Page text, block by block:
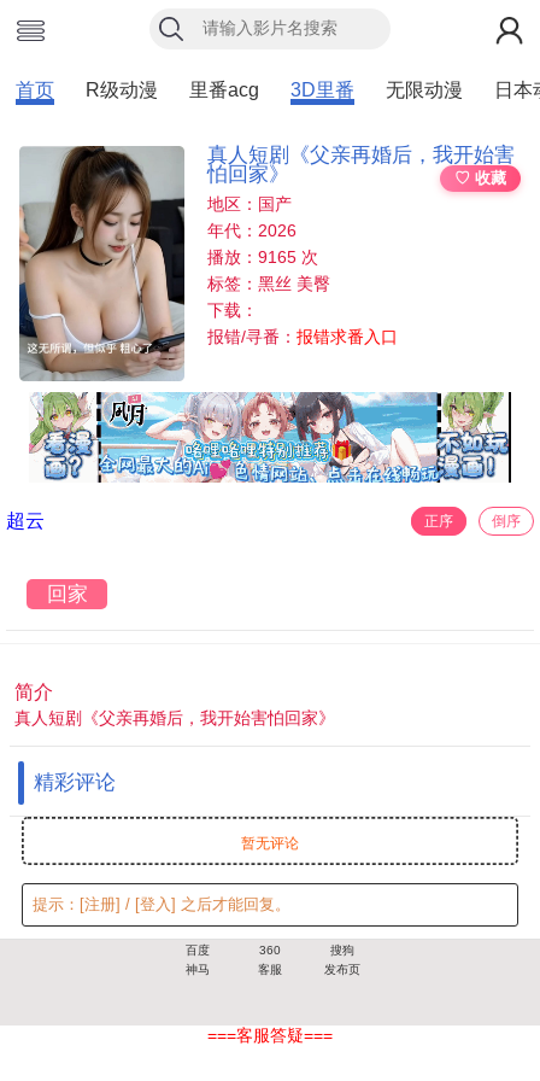
首页 R级动漫 里番acg 3D里番 无限动漫 日本
真人短剧《父亲再婚后，我开始害
怕回家》
♡ 收藏
地区：国产
年代：2026
播放：9165 次
标签：黑丝 美臀
下载：
报错/寻番：报错求番入口
超云 正序 倒序
回家
简介
真人短剧《父亲再婚后，我开始害怕回家》
精彩评论
暂无评论
提示： [注册] / [登入] 之后才能回复。
百度 360
搜狗
神马
客服 发布页
===客服答疑===